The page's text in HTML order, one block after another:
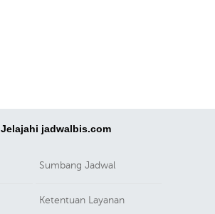
Jelajahi jadwalbis.com
Sumbang Jadwal
Ketentuan Layanan